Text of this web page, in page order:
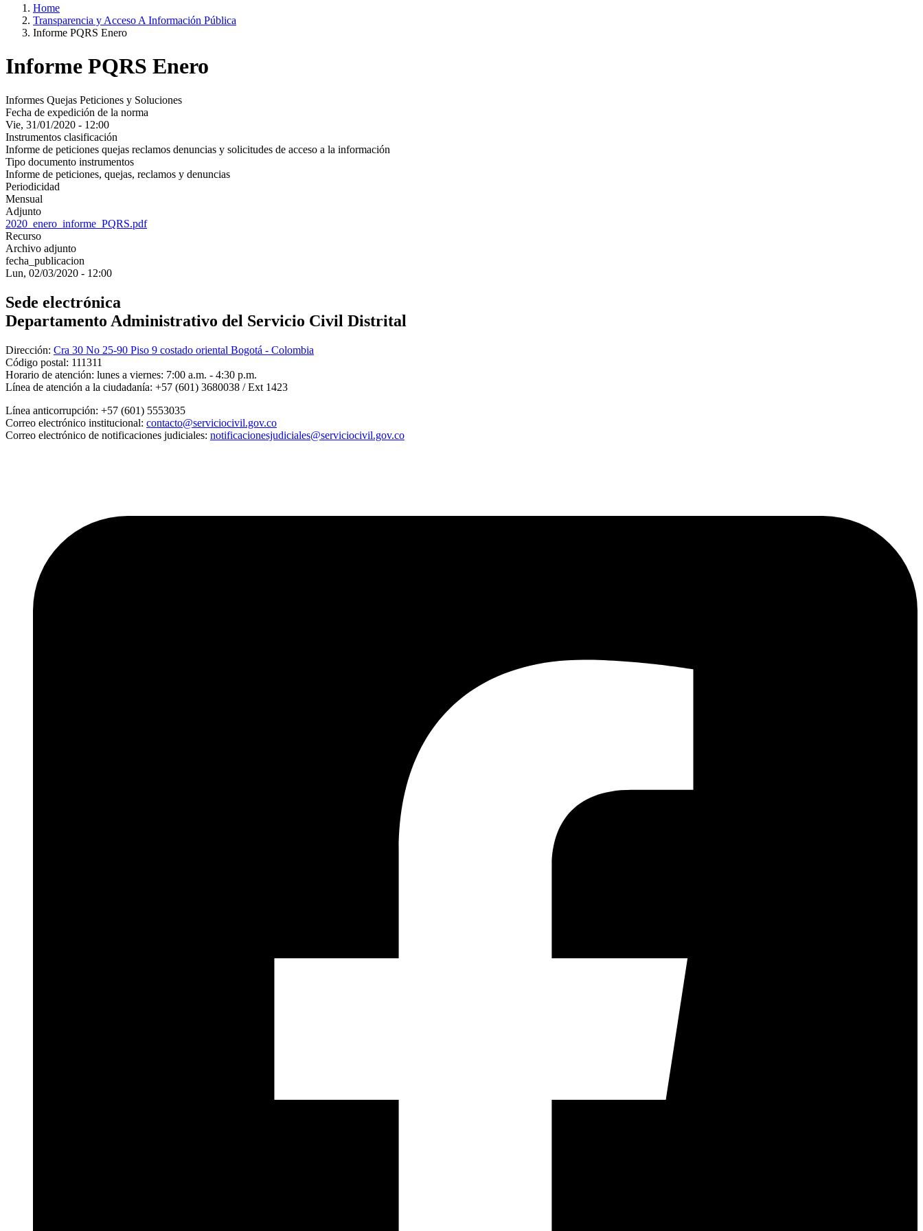
Home
Transparencia y Acceso A Información Pública
Informe PQRS Enero
Informe PQRS Enero
Informes Quejas Peticiones y Soluciones
Fecha de expedición de la norma
Vie, 31/01/2020 - 12:00
Instrumentos clasificación
Informe de peticiones quejas reclamos denuncias y solicitudes de acceso a la información
Tipo documento instrumentos
Informe de peticiones, quejas, reclamos y denuncias
Periodicidad
Mensual
Adjunto
2020_enero_informe_PQRS.pdf
Recurso
Archivo adjunto
fecha_publicacion
Lun, 02/03/2020 - 12:00
Sede electrónica
Departamento Administrativo del Servicio Civil Distrital
Dirección: Cra 30 No 25-90 Piso 9 costado oriental Bogotá - Colombia
Código postal: 111311
Horario de atención: lunes a viernes: 7:00 a.m. - 4:30 p.m.
Línea de atención a la ciudadanía: +57 (601) 3680038 / Ext 1423
Línea anticorrupción: +57 (601) 5553035
Correo electrónico institucional: contacto@serviciocivil.gov.co
Correo electrónico de notificaciones judiciales: notificacionesjudiciales@serviciocivil.gov.co